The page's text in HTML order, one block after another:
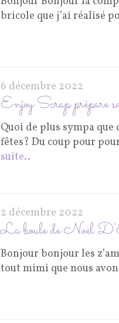
bricole que j’ai réalisé
6 décembre 2022
Enjoy Scrap prépare
Quoi de plus sympa
fêtes? Du coup pour
suite..
2 décembre 2022
La boule de Noël
Bonjour bonjour les
tout mimi que nous